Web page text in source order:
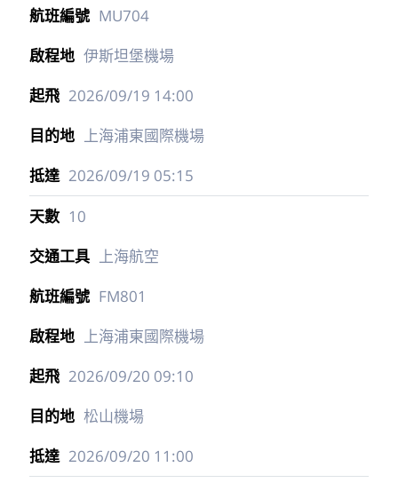
MU704
伊斯坦堡機場
2026/09/19 14:00
上海浦東國際機場
2026/09/19 05:15
10
上海航空
FM801
上海浦東國際機場
2026/09/20 09:10
松山機場
2026/09/20 11:00